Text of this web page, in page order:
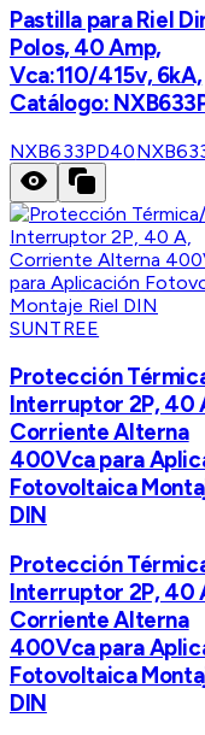
Pastilla para Riel
Polos, 40 Amp,
Vca:110/415v, 6kA,
Catálogo:
NXB633PD40
SUNTREE
Protección
Interruptor 2P, 40
Corriente Alterna
400Vca para
Fotovoltaica
DIN
Protección
Interruptor 2P, 40
Corriente Alterna
400Vca para
Fotovoltaica
DIN